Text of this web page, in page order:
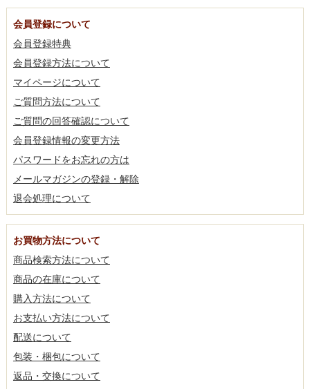
会員登録について
会員登録特典
会員登録方法について
マイページについて
ご質問方法について
ご質問の回答確認について
会員登録情報の変更方法
パスワードをお忘れの方は
メールマガジンの登録・解除
退会処理について
お買物方法について
商品検索方法について
商品の在庫について
購入方法について
お支払い方法について
配送について
包装・梱包について
返品・交換について